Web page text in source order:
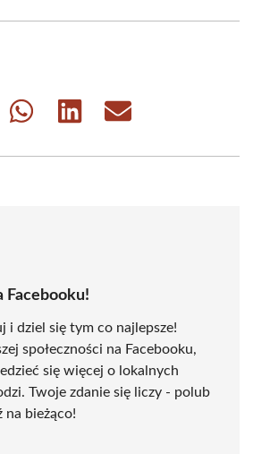
Share
Share
Share
Facebooku!
i dziel się tym co najlepsze!
społeczności na Facebooku,
się więcej o lokalnych
Twoje zdanie się liczy - polub
na bieżąco!